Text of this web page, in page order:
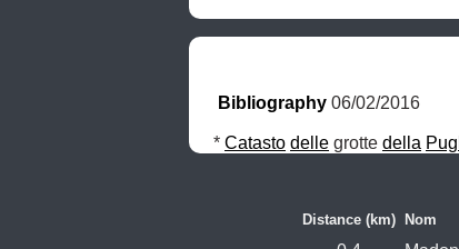
Bibliography 06/02/2016
* Catasto delle grotte della
Distance (km) Nom